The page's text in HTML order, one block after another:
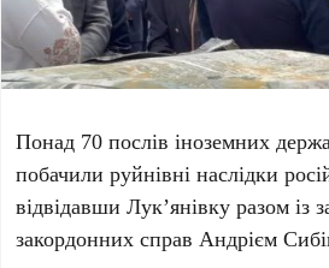
Понад 70 послів іноземних
побачили руйнівні наслідки
відвідавшиЛук’янівку разом із
закордонних справАндрієм